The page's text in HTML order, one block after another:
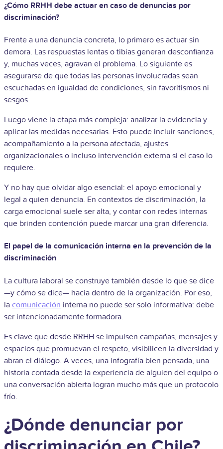
¿Cómo RRHH debe actuar en caso de denuncias por
discriminación?
Frente a una denuncia concreta, lo primero es actuar sin
demora. Las respuestas lentas o tibias generan desconfianza
y, muchas veces, agravan el problema. Lo siguiente es
asegurarse de que todas las personas involucradas sean
escuchadas en igualdad de condiciones, sin favoritismos ni
sesgos.
Luego viene la etapa más compleja: analizar la evidencia y
aplicar las medidas necesarias. Esto puede incluir sanciones,
acompañamiento a la persona afectada, ajustes
organizacionales o incluso intervención externa si el caso lo
requiere.
Y no hay que olvidar algo esencial: el apoyo emocional y
legal a quien denuncia. En contextos de discriminación, la
carga emocional suele ser alta, y contar con redes internas
que brinden contención puede marcar una gran diferencia.
El papel de la comunicación interna en la prevención de la
discriminación
La cultura laboral se construye también desde lo que se dice
—y cómo se dice— hacia dentro de la organización. Por eso,
la comunicación interna no puede ser solo informativa: debe
ser intencionadamente formadora.
Es clave que desde RRHH se impulsen campañas, mensajes y
espacios que promuevan el respeto, visibilicen la diversidad y
abran el diálogo. A veces, una infografía bien pensada, una
historia contada desde la experiencia de alguien del equipo o
una conversación abierta logran mucho más que un protocolo
frío.
¿Dónde denunciar por